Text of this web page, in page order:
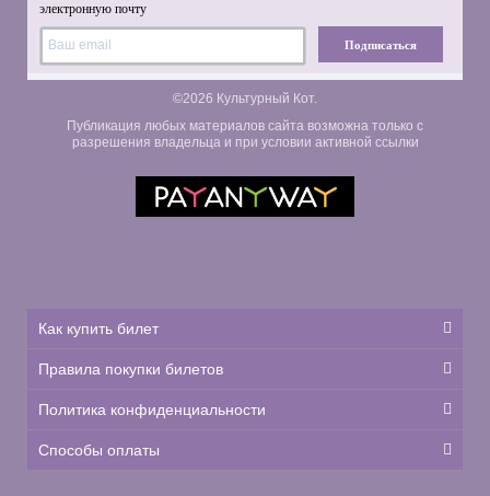
электронную почту
Подписаться
©2026 Культурный Кот.
Публикация любых материалов сайта возможна только с
разрешения владельца и при условии активной ссылки
Как купить билет
Правила покупки билетов
Политика конфиденциальности
Способы оплаты